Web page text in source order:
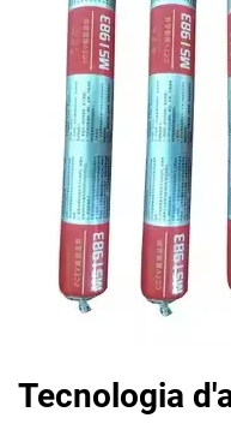
Tecnologia